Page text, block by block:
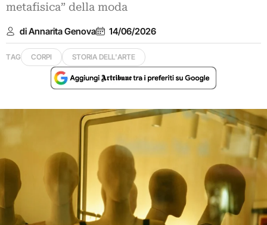
metafisica” della moda
di Annarita Genova 14/06/2026
TAG CORPI STORIA DELL'ARTE